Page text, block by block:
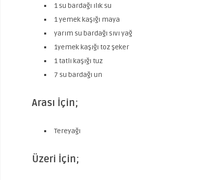
1 su bardağı ılık su
1 yemek kaşığı maya
yarım su bardağı sıvı yağ
1yemek kaşığı toz şeker
1 tatlı kaşığı tuz
7 su bardağı un
Arası İçin;
Tereyağı
Üzeri İçin;